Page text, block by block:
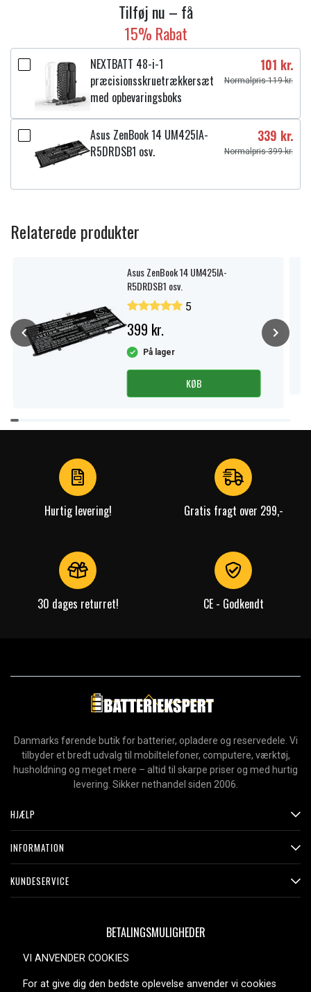
Tilføj nu – få
15% Rabat
NEXTBATT 48-i-1
præcisionsskruetrækkersæt
med opbevaringsboks
101 kr.
Normalpris 119 kr.
Asus ZenBook 14 UM425IA-
R5DRDSB1 osv.
339 kr.
Normalpris 399 kr.
Relaterede produkter
Asus ZenBook 14 UM425IA-
R5DRDSB1 osv.
5
399 kr.
På lager
KØB
Item
1
Hurtig levering! Gratis fragt over 299,-
30 dages returret! CE - Godkendt
Danmarks førende butik for batterier, opladere og reservedele. Vi
tilbyder et bredt udvalg til mobiltelefoner, computere, værktøj,
husholdning og meget mere – altid til skarpe priser og med hurtig
levering. Sikker nethandel siden 2006.
HJÆLP
INFORMATION
KUNDESERVICE
BETALINGSMULIGHEDER
VI ANVENDER COOKIES
For at give dig den bedste oplevelse anvender vi cookies